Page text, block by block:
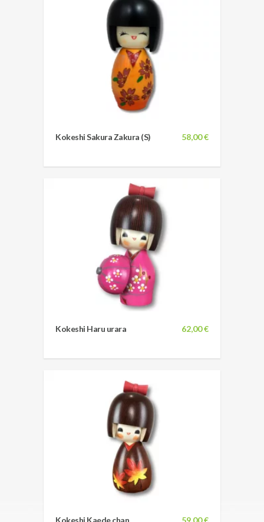
58,00 €
Kokeshi Sakura Zakura (S)
62,00 €
Kokeshi Haru urara